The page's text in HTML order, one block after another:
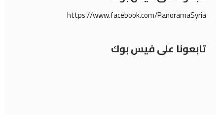
https://www.facebook.com/PanoramaSyria
تابعونا على فيس بوك